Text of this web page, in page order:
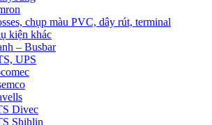
chụp màu PVC, dây rút, terminal
kiện khác
– Busbar
UPS
Divec
Shihlin